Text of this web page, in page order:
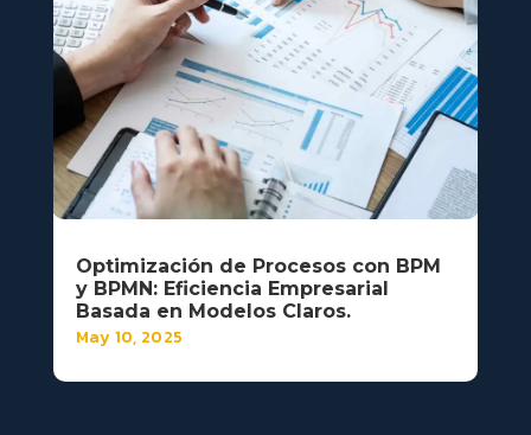
Optimización de Procesos con BPM
y BPMN: Eficiencia Empresarial
Basada en Modelos Claros.
May 10, 2025